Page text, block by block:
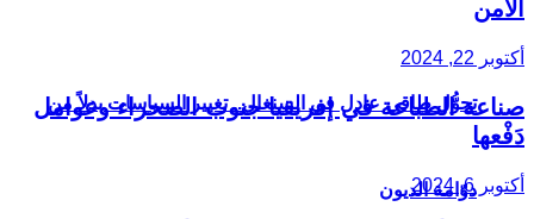
تحوُّل طاقي عادل في السنغال.. تغيير السياسات بدلاً من
دوّامة الديون
الأمن
أكتوبر 22, 2024
صناعة الطباعة في إفريقيا جنوب الصحراء وعوامل
دَفْعها
أكتوبر 6, 2024